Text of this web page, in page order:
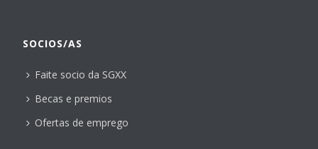
SOCIOS/AS
Faite socio da SGXX
Becas e premios
Ofertas de emprego